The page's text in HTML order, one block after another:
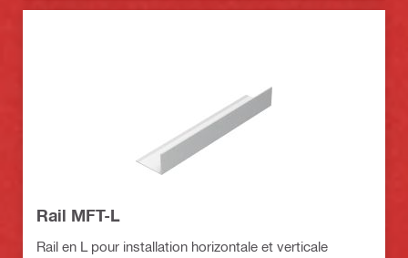
Rail MFT-L
Rail en L pour installation horizontale et verticale